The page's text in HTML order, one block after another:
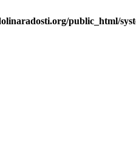
public_html/